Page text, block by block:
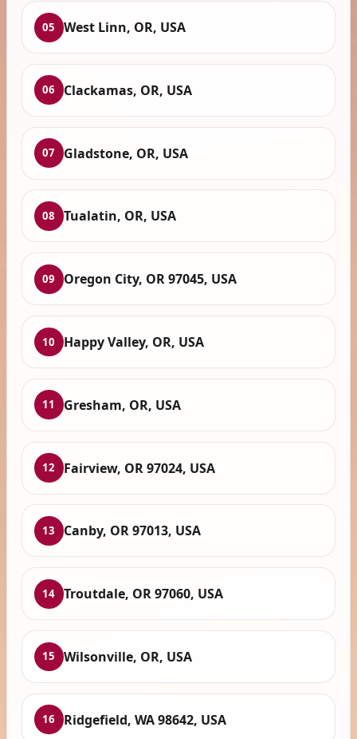
05 West Linn, OR, USA
06 Clackamas, OR, USA
07 Gladstone, OR, USA
08 Tualatin, OR, USA
09 Oregon City, OR 97045, USA
10 Happy Valley, OR, USA
11 Gresham, OR, USA
12 Fairview, OR 97024, USA
13 Canby, OR 97013, USA
14 Troutdale, OR 97060, USA
15 Wilsonville, OR, USA
16 Ridgefield, WA 98642, USA